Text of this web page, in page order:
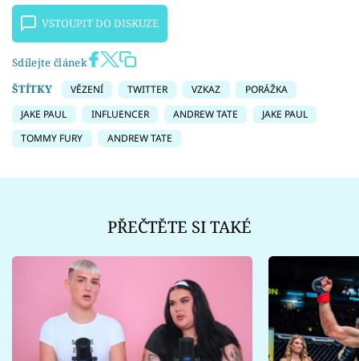
VSTOUPIT DO DISKUZE
Sdílejte článek
ŠTÍTKY
VĚZENÍ TWITTER VZKAZ
PORÁŽKA
JAKE PAUL
INFLUENCER ANDREW TATE
JAKE PAUL
TOMMY FURY
ANDREW TATE
PŘEČTĚTE SI TAKÉ